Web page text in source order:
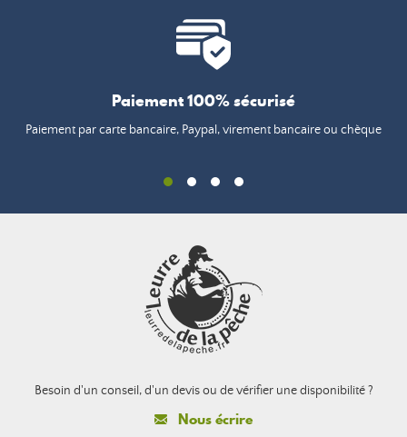
Paiement 100% sécurisé
Paiement par carte bancaire, Paypal, virement bancaire ou chèque
Besoin d'un conseil, d'un devis ou de vérifier une disponibilité ?
Nous écrire